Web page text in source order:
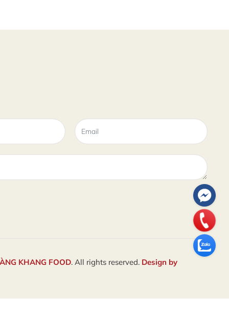
KHANG FOOD. All rights reserved. Design by